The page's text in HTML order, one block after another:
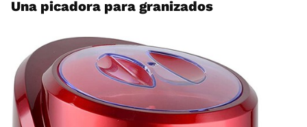
Una picadora para granizados